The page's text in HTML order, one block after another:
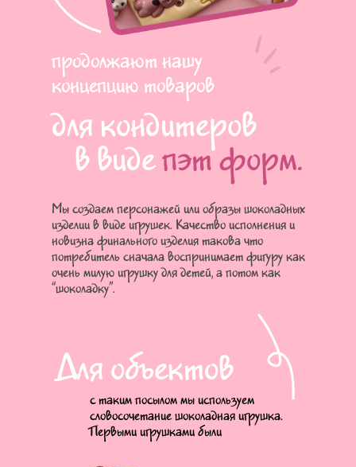
продолжают нашу
концепцию товаров
для кондитеров
в видепэт форм.
Мы создаем персонажей или образы шоколадных
изделии в виде игрушек. Качество исполнения и
новизна финального изделия такова что
потребитель сначала воспринимает фигуру как
очень милую игрушку для детей, а потом как
“шоколадку”.
Для объектов
с таким посылом мы используем
словосочетание шоколадная игрушка.
Первыми игрушками были